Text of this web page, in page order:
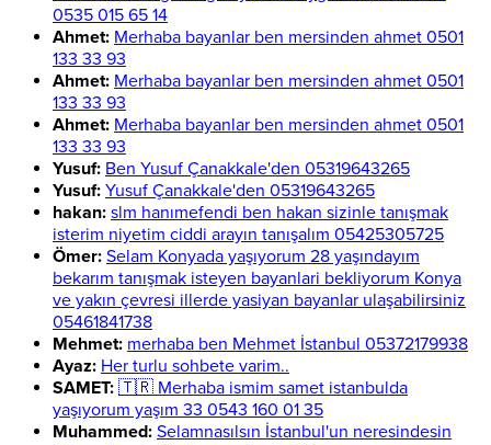
0535 015 65 14
Ahmet: Merhaba bayanlar ben mersinden ahmet 0501
133 33 93
Ahmet: Merhaba bayanlar ben mersinden ahmet 0501
133 33 93
Ahmet: Merhaba bayanlar ben mersinden ahmet 0501
133 33 93
Yusuf: Ben Yusuf Çanakkale'den 05319643265
Yusuf: Yusuf Çanakkale'den 05319643265
hakan: slm hanımefendi ben hakan sizinle tanışmak
isterim niyetim ciddi arayın tanışalım 05425305725
Ömer: Selam Konyada yaşıyorum 28 yaşındayım
bekarım tanışmak isteyen bayanlari bekliyorum Konya
ve yakın çevresi illerde yasiyan bayanlar ulaşabilirsiniz
05461841738
Mehmet: merhaba ben Mehmet İstanbul 05372179938
Ayaz: Her turlu sohbete varim..
SAMET: 🇹🇷 Merhaba ismim samet istanbulda
yaşıyorum yaşım 33 0543 160 01 35
Muhammed: Selamnasılsın İstanbul'un neresindesin